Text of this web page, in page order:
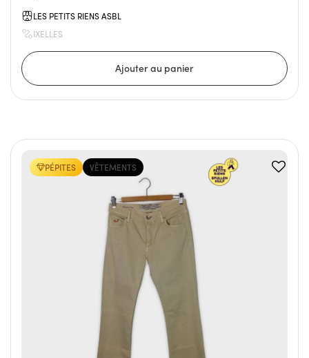
LES PETITS RIENS ASBL
IXELLES
VÊTEMENTS
PÉPITES